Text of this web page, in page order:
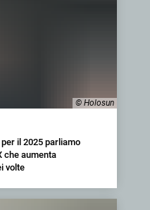
© Holosun
il 2025 parliamo
che aumenta
volte